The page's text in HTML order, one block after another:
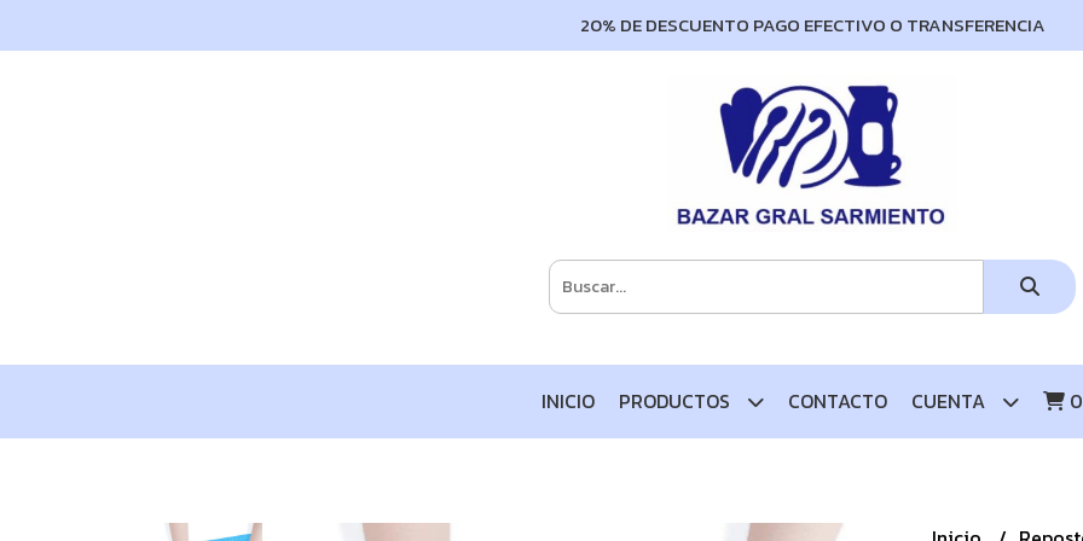
20% DE DESCUENTO PAGO EFECTIVO O TRANSFERENCIA
INICIO PRODUCTOS CONTACTO CUENTA 0